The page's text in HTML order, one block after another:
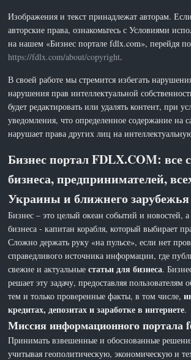
Изображения и текст принадлежат авторам.
авторские права, ознакомьтесь с Условиями
на нашем «Бизнес портале fdlx.com», перейдя
https://fdlx.com/about/copyright.
В своей работе мы стремится избегать
нарушения прав интеллектуальной
будет редактировать или удалять контент, при
уведомления, что определенное содержание на
нарушает права других лиц на
Бизнес портал FDLX.COM: все
бизнеса, предпринимателей,
Украины и ближнего зарубежья
Бизнес – это целый океан событий и новостей,
бизнеса - капитан корабля, который выбирает
Сложно держать руку «на пульсе», если нет
справедливого источника информации, где
свежие и актуальныестатьи для бизнеса.
решает эту задачу, предоставляя
тем и только проверенные факты, в том числе,
кредитах, депозитах и заработке в интернете.
Миссия информационного портала
Принимать взвешенные и обоснованные
учитывая геополитическую, экономическую и